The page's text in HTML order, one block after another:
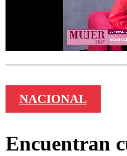
NACIONAL
Encuentran